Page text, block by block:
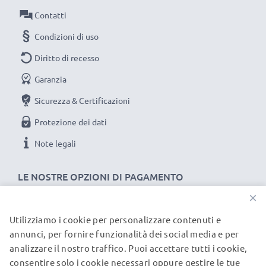
LE NOSTRE OPZIONI DI PAGAMENTO
Contatti
Condizioni di uso
Diritto di recesso
Garanzia
Sicurezza & Certificazioni
Protezione dei dati
Note legali
I NOSTRI PARTNER DI SPEDIZIONE
×
Utilizziamo i cookie per personalizzare contenuti e
annunci, per fornire funzionalità dei social media e per
analizzare il nostro traffico. Puoi accettare tutti i cookie,
consentire solo i cookie necessari oppure gestire le tue